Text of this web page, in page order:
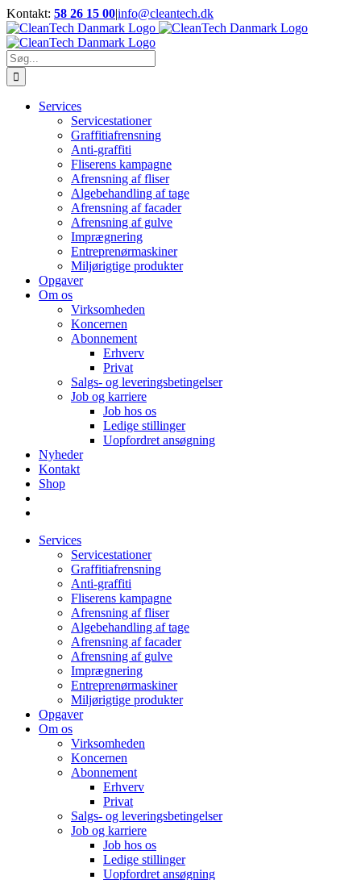
Skip
to
content
Kontakt: 58 26 15 00|info@cleantech.dk
Facebook
LinkedIn
YouTube
Søg
efter:
Services
Servicestationer
Graffitiafrensning
Anti-graffiti
Fliserens kampagne
Afrensning af fliser
Algebehandling af tage
Afrensning af facader
Afrensning af gulve
Imprægnering
Entreprenørmaskiner
Miljørigtige produkter
Opgaver
Om os
Virksomheden
Koncernen
Abonnement
Erhverv
Privat
Salgs- og leveringsbetingelser
Job og karriere
Job hos os
Ledige stillinger
Uopfordret ansøgning
Nyheder
Kontakt
Shop
Services
Servicestationer
Graffitiafrensning
Anti-graffiti
Fliserens kampagne
Afrensning af fliser
Algebehandling af tage
Afrensning af facader
Afrensning af gulve
Imprægnering
Entreprenørmaskiner
Miljørigtige produkter
Opgaver
Om os
Virksomheden
Koncernen
Abonnement
Erhverv
Privat
Salgs- og leveringsbetingelser
Job og karriere
Job hos os
Ledige stillinger
Uopfordret ansøgning